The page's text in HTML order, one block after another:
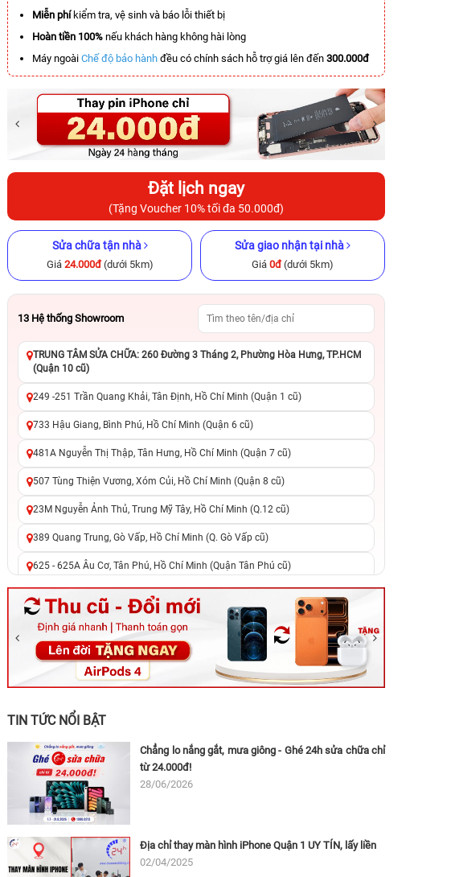
iPhone 11 64GB Cũ chính hãng
4.990.000đ 6.990.000đ
-2.000.000đ
chuyển đổi, 0 gọi người thân
Wi‑Fi 256GB Cũ chính hãng
10.990.000đ
17.990.000đ
-7.000.000đ
chuyển đổi, 0 gọi người thân
-4.000.000đ
Miễn phíkiểm tra, vệ sinh và báo lỗi thiết bị
Hoàn tiền 100% nếu khách hàng không hài lòng
Máy ngoài Chế độ bảo hành đều có chính sách hỗ trợ giá lên đến 300.000đ
Đặt lịch ngay
(Tặng Voucher 10% tối đa 50.000đ)
Sửa chữa tận nhà
Giá 24.000đ(dưới 5km)
Sửa giao nhận tại nhà
Giá 0đ(dưới 5km)
13 Hệ thống Showroom
TRUNG TÂM SỬA CHỮA: 260 Đường 3 Tháng 2, Phường Hòa Hưng, TP.HCM
(Quận 10 cũ)
249 -251 Trần Quang Khải, Tân Định, Hồ Chí Minh (Quận 1 cũ)
733 Hậu Giang, Bình Phú, Hồ Chí Minh (Quận 6 cũ)
481A Nguyễn Thị Thập, Tân Hưng, Hồ Chí Minh (Quận 7 cũ)
507 Tùng Thiện Vương, Xóm Củi, Hồ Chí Minh (Quận 8 cũ)
23M Nguyễn Ảnh Thủ, Trung Mỹ Tây, Hồ Chí Minh (Q.12 cũ)
389 Quang Trung, Gò Vấp, Hồ Chí Minh (Q. Gò Vấp cũ)
625 - 625A Âu Cơ, Tân Phú, Hồ Chí Minh (Quận Tân Phú cũ)
326 Lê Văn Việt, Tăng Nhơn Phú, Hồ Chí Minh (Q.9 TP. Thủ Đức cũ)
256 Võ Văn Ngân, Thủ Đức, Hồ Chí Minh (Bình Thọ, TP. Thủ Đức Cũ)
70 Nguyễn An Ninh, Dĩ An, Hồ Chí Minh (Bình Dương Cũ)
24h Vũng Tàu: 162A Ba Cu, Vũng Tàu, Hồ Chí Minh (TP. Vũng Tàu cũ)
TIN TỨC NỔI BẬT
Chẳng lo nắng gắt, mưa giông - Ghé 24h sửa chữa chỉ
từ 24.000đ!
28/06/2026
Địa chỉ thay màn hình iPhone Quận 1 UY TÍN, lấy liền
02/04/2025